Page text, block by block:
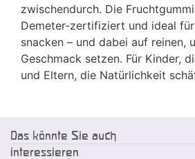
zwischendurch. Die
Demeter-zertifiziert und ideal
snacken – und dabei auf reinen,
Geschmack setzen. Für Kinder,
und Eltern, die Natürlichkeit
Das könnte Sie auch
interessieren